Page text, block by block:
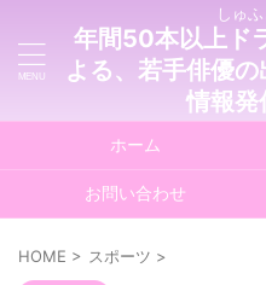
しゅ
年間50本以上ド
よる、若手俳優
情報発
ホーム
お問い合わせ
HOME > スポーツ >